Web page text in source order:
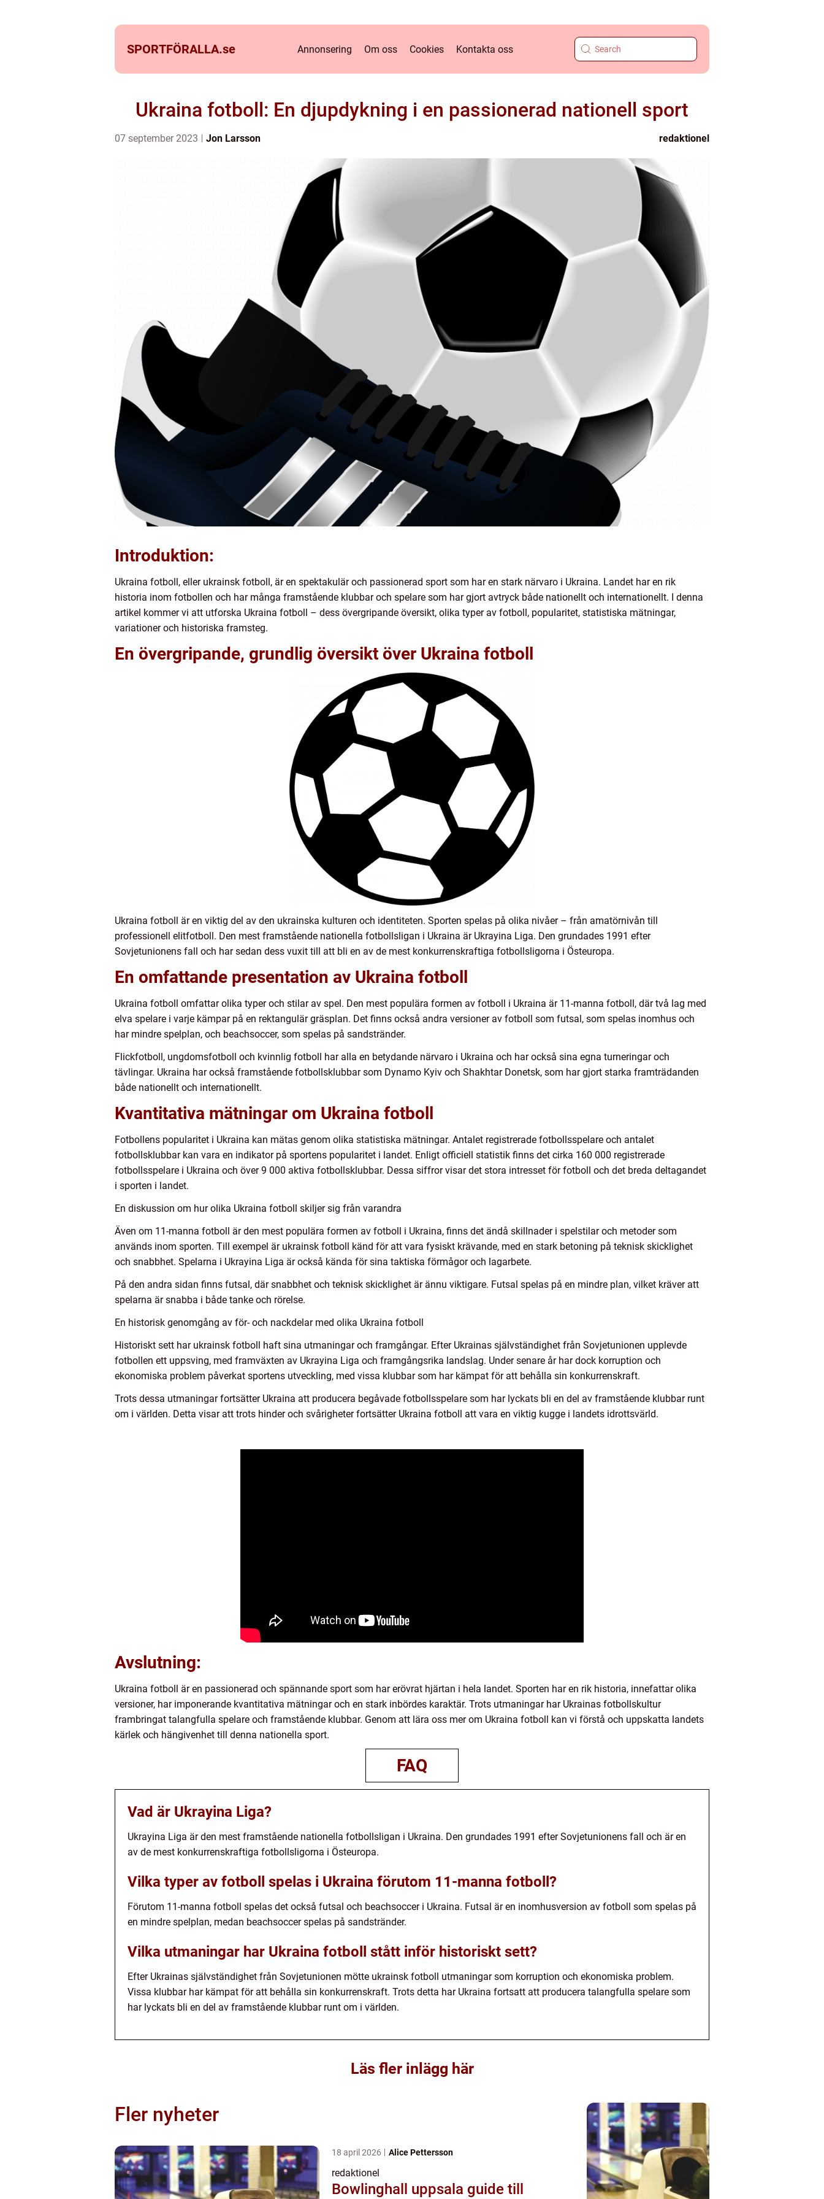
SPORTFÖRALLA.se Annonsering Om oss Cookies Kontakta oss
Ukraina fotboll: En djupdykning i en passionerad nationell sport
07 september 2023 Jon Larsson redaktionel
Introduktion:
Ukraina fotboll, eller ukrainsk fotboll, är en spektakulär och passionerad sport som har en stark närvaro i Ukraina. Landet har en rik
historia inom fotbollen och har många framstående klubbar och spelare som har gjort avtryck både nationellt och internationellt. I denna
artikel kommer vi att utforska Ukraina fotboll – dess övergripande översikt, olika typer av fotboll, popularitet, statistiska mätningar,
variationer och historiska framsteg.
En övergripande, grundlig översikt över Ukraina fotboll
Ukraina fotboll är en viktig del av den ukrainska kulturen och identiteten. Sporten spelas på olika nivåer – från amatörnivån till
professionell elitfotboll. Den mest framstående nationella fotbollsligan i Ukraina är Ukrayina Liga. Den grundades 1991 efter
Sovjetunionens fall och har sedan dess vuxit till att bli en av de mest konkurrenskraftiga fotbollsligorna i Östeuropa.
En omfattande presentation av Ukraina fotboll
Ukraina fotboll omfattar olika typer och stilar av spel. Den mest populära formen av fotboll i Ukraina är 11-manna fotboll, där två lag med
elva spelare i varje kämpar på en rektangulär gräsplan. Det finns också andra versioner av fotboll som futsal, som spelas inomhus och
har mindre spelplan, och beachsoccer, som spelas på sandstränder.
Flickfotboll, ungdomsfotboll och kvinnlig fotboll har alla en betydande närvaro i Ukraina och har också sina egna turneringar och
tävlingar. Ukraina har också framstående fotbollsklubbar som Dynamo Kyiv och Shakhtar Donetsk, som har gjort starka framträdanden
både nationellt och internationellt.
Kvantitativa mätningar om Ukraina fotboll
Fotbollens popularitet i Ukraina kan mätas genom olika statistiska mätningar. Antalet registrerade fotbollsspelare och antalet
fotbollsklubbar kan vara en indikator på sportens popularitet i landet. Enligt officiell statistik finns det cirka 160 000 registrerade
fotbollsspelare i Ukraina och över 9 000 aktiva fotbollsklubbar. Dessa siffror visar det stora intresset för fotboll och det breda deltagandet
i sporten i landet.
En diskussion om hur olika Ukraina fotboll skiljer sig från varandra
Även om 11-manna fotboll är den mest populära formen av fotboll i Ukraina, finns det ändå skillnader i spelstilar och metoder som
används inom sporten. Till exempel är ukrainsk fotboll känd för att vara fysiskt krävande, med en stark betoning på teknisk skicklighet
och snabbhet. Spelarna i Ukrayina Liga är också kända för sina taktiska förmågor och lagarbete.
På den andra sidan finns futsal, där snabbhet och teknisk skicklighet är ännu viktigare. Futsal spelas på en mindre plan, vilket kräver att
spelarna är snabba i både tanke och rörelse.
En historisk genomgång av för- och nackdelar med olika Ukraina fotboll
Historiskt sett har ukrainsk fotboll haft sina utmaningar och framgångar. Efter Ukrainas självständighet från Sovjetunionen upplevde
fotbollen ett uppsving, med framväxten av Ukrayina Liga och framgångsrika landslag. Under senare år har dock korruption och
ekonomiska problem påverkat sportens utveckling, med vissa klubbar som har kämpat för att behålla sin konkurrenskraft.
Trots dessa utmaningar fortsätter Ukraina att producera begåvade fotbollsspelare som har lyckats bli en del av framstående klubbar runt
om i världen. Detta visar att trots hinder och svårigheter fortsätter Ukraina fotboll att vara en viktig kugge i landets idrottsvärld.
Avslutning:
Ukraina fotboll är en passionerad och spännande sport som har erövrat hjärtan i hela landet. Sporten har en rik historia, innefattar olika
versioner, har imponerande kvantitativa mätningar och en stark inbördes karaktär. Trots utmaningar har Ukrainas fotbollskultur
frambringat talangfulla spelare och framstående klubbar. Genom att lära oss mer om Ukraina fotboll kan vi förstå och uppskatta landets
kärlek och hängivenhet till denna nationella sport.
FAQ
Vad är Ukrayina Liga?
Ukrayina Liga är den mest framstående nationella fotbollsligan i Ukraina. Den grundades 1991 efter Sovjetunionens fall och är en
av de mest konkurrenskraftiga fotbollsligorna i Östeuropa.
Vilka typer av fotboll spelas i Ukraina förutom 11-manna fotboll?
Förutom 11-manna fotboll spelas det också futsal och beachsoccer i Ukraina. Futsal är en inomhusversion av fotboll som spelas på
en mindre spelplan, medan beachsoccer spelas på sandstränder.
Vilka utmaningar har Ukraina fotboll stått inför historiskt sett?
Efter Ukrainas självständighet från Sovjetunionen mötte ukrainsk fotboll utmaningar som korruption och ekonomiska problem.
Vissa klubbar har kämpat för att behålla sin konkurrenskraft. Trots detta har Ukraina fortsatt att producera talangfulla spelare som
har lyckats bli en del av framstående klubbar runt om i världen.
Läs fler inlägg här
Fler nyheter
18 april 2026 Alice Pettersson
redaktionel
Bowlinghall uppsala guide till